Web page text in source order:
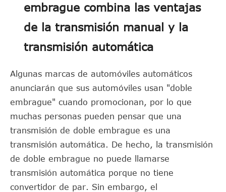
embrague combina las ventajas
de la transmisión manual y la
transmisión automática
Algunas marcas de automóviles automáticos
anunciarán que sus automóviles usan "doble
embrague" cuando promocionan, por lo que
muchas personas pueden pensar que una
transmisión de doble embrague es una
transmisión automática. De hecho, la transmisión
de doble embrague no puede llamarse
transmisión automática porque no tiene
convertidor de par. Sin embargo, el